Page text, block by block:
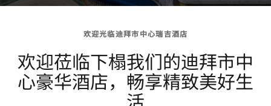
欢迎光临迪拜市中心瑞吉酒店
欢迎莅临下榻我们的迪拜市中
心豪华酒店，畅享精致美好生
活